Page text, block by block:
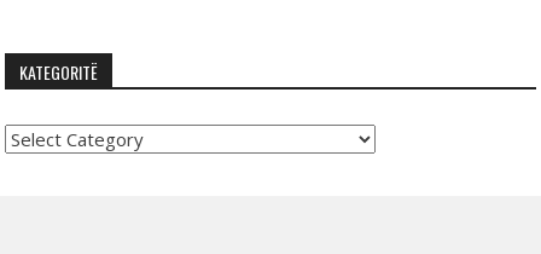
KATEGORITË
Kategoritë